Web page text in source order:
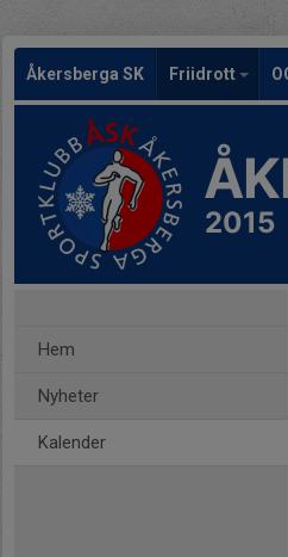
Åkersberga SK Friidrott
2015
Hem
Nyheter
Kalender